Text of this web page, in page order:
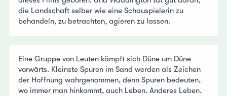
die Landschaft selber wie eine Schauspielerin zu
behandeln, zu betrachten, agieren zu lassen.
Eine Gruppe von Leuten kämpft sich Düne um Düne
vorwärts. Kleinste Spuren im Sand werden als Zeichen
der Hoffnung wahrgenommen, denn Spuren bedeuten,
wo immer man hinkommt, auch Leben. Anderes Leben.